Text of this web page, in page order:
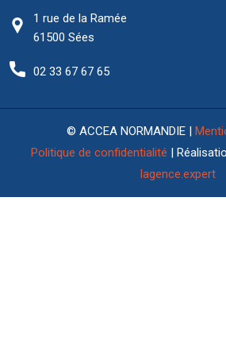
1 rue de la Ramée
61500 Sées
02 33 67 67 65
© ACCEA NORMANDIE |
Politique de confidentialité |
lagence.expert